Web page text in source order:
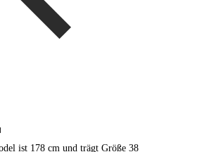
ist 178 cm und trägt Größe 38